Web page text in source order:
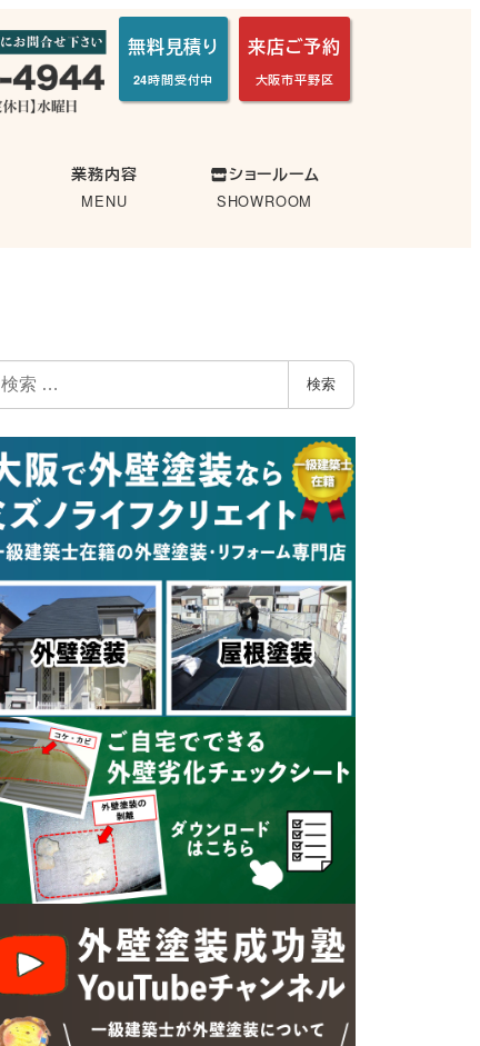
無料見積り
24時間受付中
来店ご予約
大阪市平野区
業務内容
MENU
ショールーム
SHOWROOM
検索